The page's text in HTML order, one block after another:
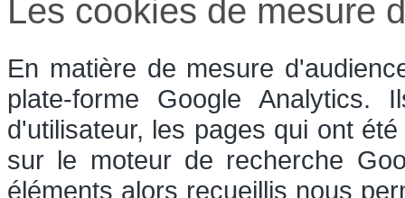
Les cookies de mesure
En matière de mesure
plate-forme Google Analytics.
d'utilisateur, les pages qui ont
sur le moteur de recherche
éléments alors recueillis nous